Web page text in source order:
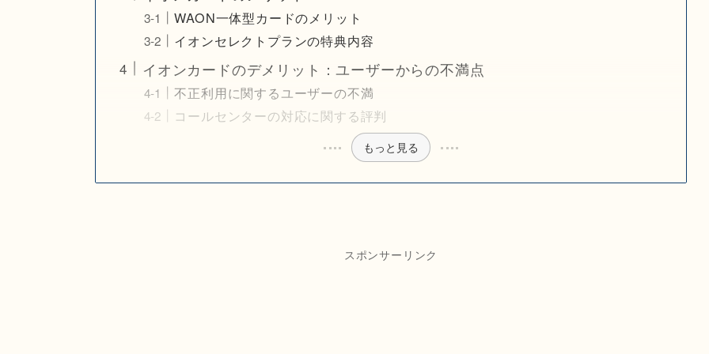
WAON一体型カードのメリット
イオンセレクトプランの特典内容
イオンカードのデメリット：ユーザーからの不満点
不正利用に関するユーザーの不満
コールセンターの対応に関する評判
もっと見る
スポンサーリンク